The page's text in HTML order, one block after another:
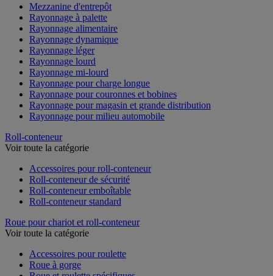
Mezzanine d'entrepôt
Rayonnage à palette
Rayonnage alimentaire
Rayonnage dynamique
Rayonnage léger
Rayonnage lourd
Rayonnage mi-lourd
Rayonnage pour charge longue
Rayonnage pour couronnes et bobines
Rayonnage pour magasin et grande distribution
Rayonnage pour milieu automobile
Roll-conteneur
Voir toute la catégorie
Accessoires pour roll-conteneur
Roll-conteneur de sécurité
Roll-conteneur emboîtable
Roll-conteneur standard
Roue pour chariot et roll-conteneur
Voir toute la catégorie
Accessoires pour roulette
Roue à gorge